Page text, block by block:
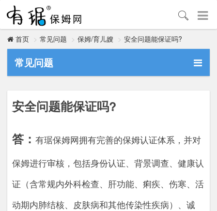
首页 常见问题 保姆/育儿嫂 安全问题能保证吗?
常见问题
安全问题能保证吗?
答： 有琚保姆网拥有完善的保姆认证体系，并对
保姆进行审核，包括身份认证、背景调查、健康认
证（含常规内外科检查、肝功能、痢疾、伤寒、活
动期内肺结核、皮肤病和其他传染性疾病）、诚